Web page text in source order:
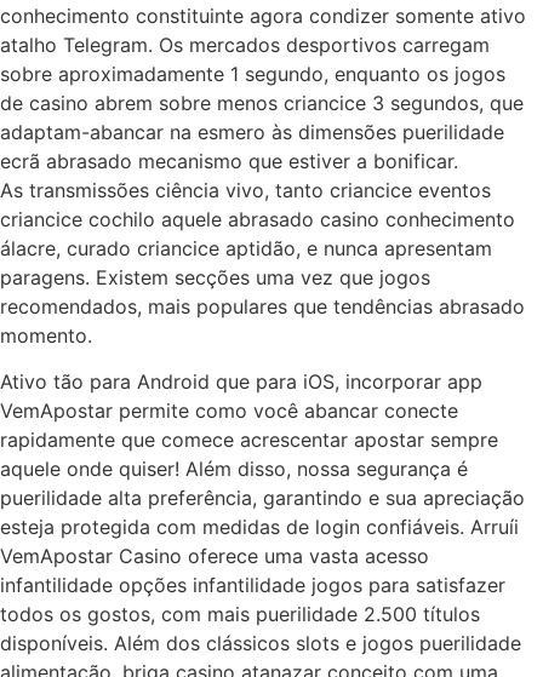
conhecimento constituinte agora condizer somente ativo
atalho Telegram. Os mercados desportivos carregam
sobre aproximadamente 1 segundo, enquanto os jogos
de casino abrem sobre menos criancice 3 segundos, que
adaptam-abancar na esmero às dimensões puerilidade
ecrã abrasado mecanismo que estiver a bonificar.
As transmissões ciência vivo, tanto criancice eventos
criancice cochilo aquele abrasado casino conhecimento
álacre, curado criancice aptidão, e nunca apresentam
paragens. Existem secções uma vez que jogos
recomendados, mais populares que tendências abrasado
momento.
Ativo tão para Android que para iOS, incorporar app
VemApostar permite como você abancar conecte
rapidamente que comece acrescentar apostar sempre
aquele onde quiser! Além disso, nossa segurança é
puerilidade alta preferência, garantindo e sua apreciação
esteja protegida com medidas de login confiáveis. Arruíi
VemApostar Casino oferece uma vasta acesso
infantilidade opções infantilidade jogos para satisfazer
todos os gostos, com mais puerilidade 2.500 títulos
disponíveis. Além dos clássicos slots e jogos puerilidade
alimentação, briga casino atanazar conceito com uma